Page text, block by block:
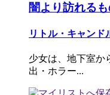
闇より訪れる
リトル・キャンド
少女は、地下室か
出・ホラー...